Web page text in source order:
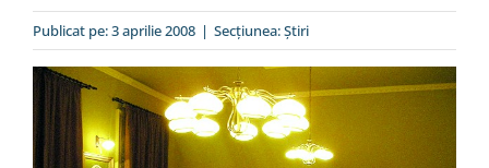
Special
Publicat pe: 3 aprilie 2008 | Secțiunea:Ştiri